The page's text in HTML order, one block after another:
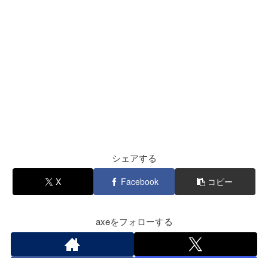
シェアする
X Facebook コピー
axeをフォローする